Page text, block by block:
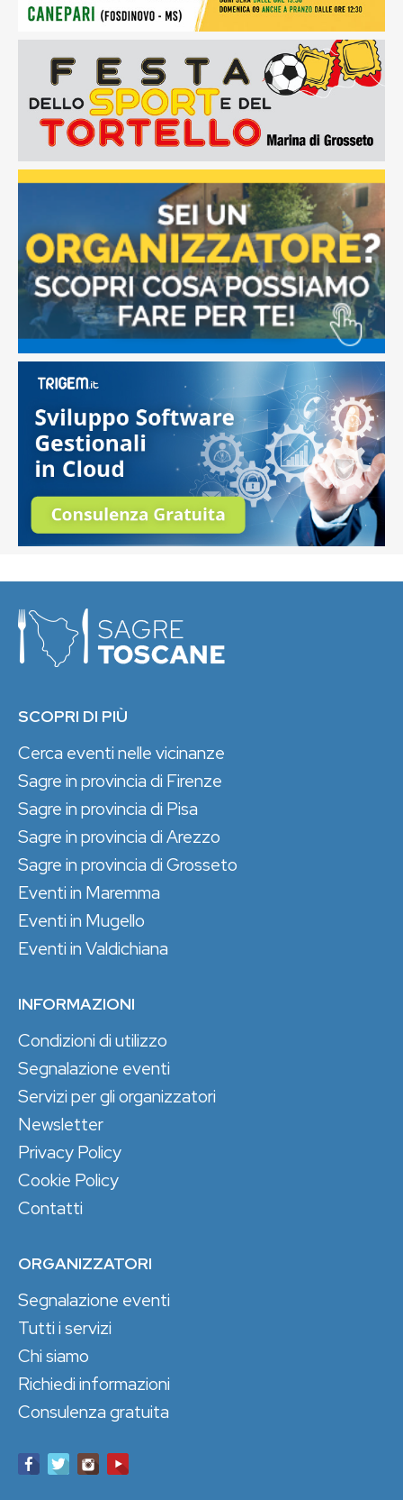
SCOPRI DI PIÙ
Cerca eventi nelle vicinanze
Sagre in provincia di Firenze
Sagre in provincia di Pisa
Sagre in provincia di Arezzo
Sagre in provincia di Grosseto
Eventi in Maremma
Eventi in Mugello
Eventi in Valdichiana
INFORMAZIONI
Condizioni di utilizzo
Segnalazione eventi
Servizi per gli organizzatori
Newsletter
Privacy Policy
Cookie Policy
Contatti
ORGANIZZATORI
Segnalazione eventi
Tutti i servizi
Chi siamo
Richiedi informazioni
Consulenza gratuita